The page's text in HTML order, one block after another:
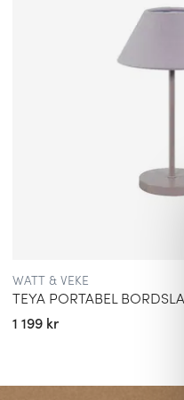
WATT & VEKE
TEYA PORTABEL
1 199 kr